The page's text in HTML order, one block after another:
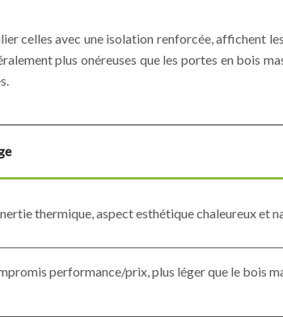
celles avec une isolation renforcée, affichent
plus onéreuses que les portes en bois
thermique, aspect esthétique chaleureux et
performance/prix, plus léger que le bois